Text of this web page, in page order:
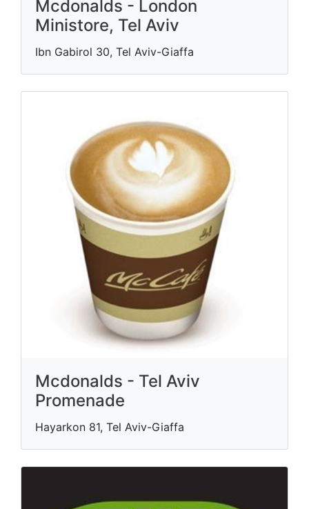
Mcdonalds - London
Ministore, Tel Aviv
Ibn Gabirol 30, Tel Aviv-Giaffa
Mcdonalds - Tel Aviv
Promenade
Hayarkon 81, Tel Aviv-Giaffa